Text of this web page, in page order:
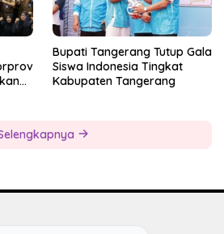
Bupati Tangerang Tutup Gala
Siswa Indonesia Tingkat
Kabupaten Tangerang